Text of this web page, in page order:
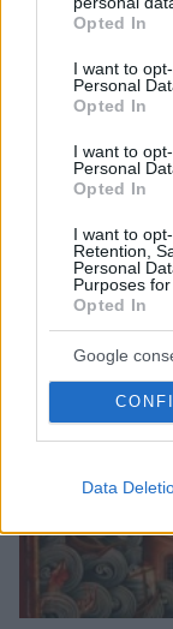
grant or deny
use your data
consent section.
Opted In
I want to
Personal
Opted In
I want to
Personal
Opted In
I want to
Retention,
Personal
Purposes
Opted In
Google
Data
ΔΕΘ
Μητσοτάκης
συντάξεις,